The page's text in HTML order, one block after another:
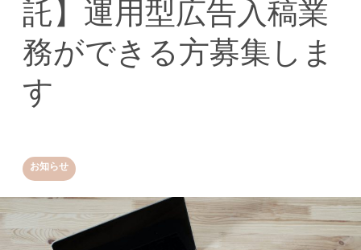
お知らせ
託】運用型広告入稿業
務ができる方募集しま
す